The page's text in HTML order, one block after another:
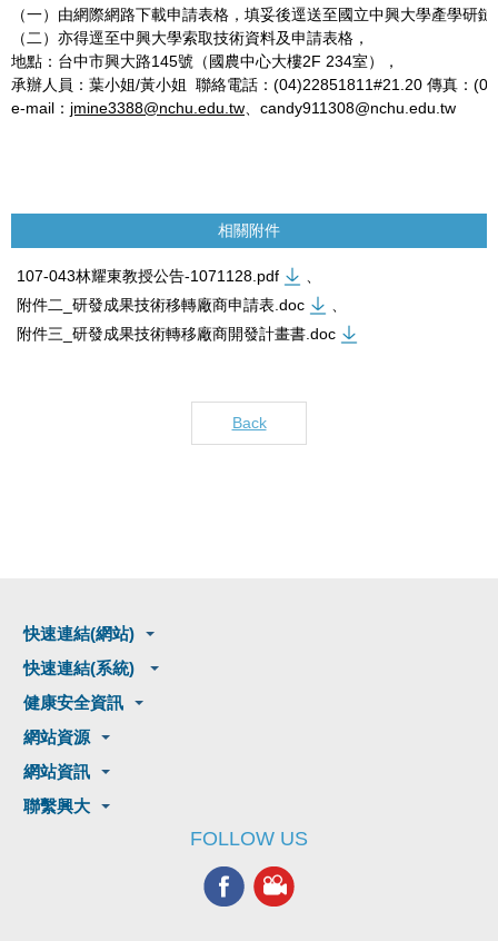
（一）由網際網路下載申請表格，填妥後逕送至國立中興大學產學研
（二）亦得逕至中興大學索取技術資料及申請表格，
地點：台中市興大路145號（國農中心大樓2F 234室），
承辦人員：葉小姐/黃小姐 聯絡電話：(04)22851811#21.20 傳真：
e-mail： jmine3388@nchu.edu.tw 、candy911308@nchu.edu.tw
相關附件
107-043林耀東教授公告-1071128.pdf
附件二_研發成果技術移轉廠商申請表.doc
附件三_研發成果技術轉移廠商開發計畫書.doc
Back
快速連結(網站)
快速連結(系統)
健康安全資訊
網站資源
網站資訊
聯繫興大
FOLLOW US